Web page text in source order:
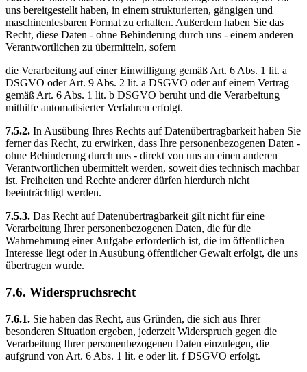
uns bereitgestellt haben, in einem strukturierten, gängigen und
maschinenlesbaren Format zu erhalten. Außerdem haben Sie das
Recht, diese Daten - ohne Behinderung durch uns - einem anderen
Verantwortlichen zu übermitteln, sofern
die Verarbeitung auf einer Einwilligung gemäß Art. 6 Abs. 1 lit. a
DSGVO oder Art. 9 Abs. 2 lit. a DSGVO oder auf einem Vertrag
gemäß Art. 6 Abs. 1 lit. b DSGVO beruht und die Verarbeitung
mithilfe automatisierter Verfahren erfolgt.
7.5.2. In Ausübung Ihres Rechts auf Datenübertragbarkeit haben Sie
ferner das Recht, zu erwirken, dass Ihre personenbezogenen Daten -
ohne Behinderung durch uns - direkt von uns an einen anderen
Verantwortlichen übermittelt werden, soweit dies technisch machbar
ist. Freiheiten und Rechte anderer dürfen hierdurch nicht
beeinträchtigt werden.
7.5.3. Das Recht auf Datenübertragbarkeit gilt nicht für eine
Verarbeitung Ihrer personenbezogenen Daten, die für die
Wahrnehmung einer Aufgabe erforderlich ist, die im öffentlichen
Interesse liegt oder in Ausübung öffentlicher Gewalt erfolgt, die uns
übertragen wurde.
7.6. Widerspruchsrecht
7.6.1. Sie haben das Recht, aus Gründen, die sich aus Ihrer
besonderen Situation ergeben, jederzeit Widerspruch gegen die
Verarbeitung Ihrer personenbezogenen Daten einzulegen, die
aufgrund von Art. 6 Abs. 1 lit. e oder lit. f DSGVO erfolgt.